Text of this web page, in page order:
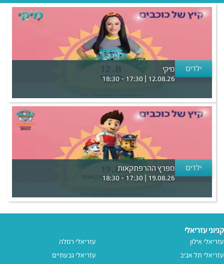
ילדים
מיקי
12.08.26 | 17:30 - 18:30
ילדים
מפרץ ההרפתקאות
19.08.26 | 17:30 - 18:30
קניוני עזריאלי
עזריאלי אילון
עזריאלי תל אביב
עזריאלי רמלה
עזריאלי גבעתיים